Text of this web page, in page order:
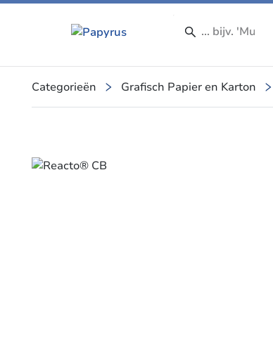
Categorieën Grafisch Papier en Karton
Slide 1 of 1